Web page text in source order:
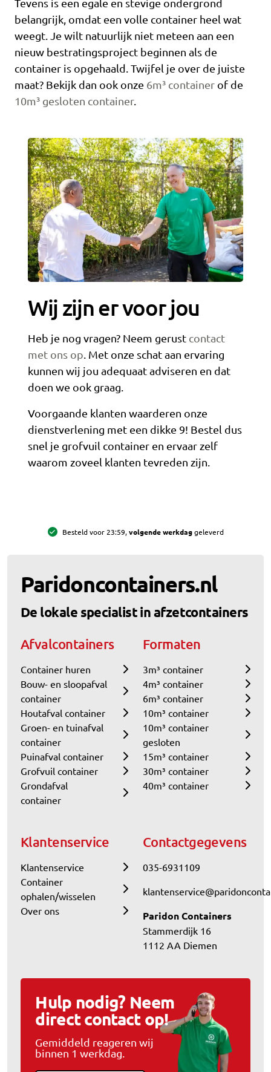
Tevens is een egale en stevige ondergrond
belangrijk, omdat een volle container heel wat
weegt. Je wilt natuurlijk niet meteen aan een
nieuw bestratingsproject beginnen als de
container is opgehaald. Twijfel je over de juiste
maat? Bekijk dan ook onze 6m³ container of de
10m³ gesloten container.
Wij zijn er voor jou
Heb je nog vragen? Neem gerust contact
met ons op . Met onze schat aan ervaring
kunnen wij jou adequaat adviseren en dat
doen we ook graag.
Voorgaande klanten waarderen onze
dienstverlening met een dikke 9! Bestel dus
snel je grofvuil container en ervaar zelf
waarom zoveel klanten tevreden zijn.
All-in prijzen,inclusief brengen, ophalen en 8 weken huur
Paridoncontainers.nl
De lokale specialist in afzetcontainers
Afvalcontainers
Container huren
Bouw- en sloopafval
container
Houtafval container
Groen- en tuinafval
container
Puinafval container
Grofvuil container
Grondafval
container
Formaten
3m³ container
4m³ container
6m³ container
10m³ container
10m³ container
gesloten
15m³ container
30m³ container
40m³ container
Klantenservice
Klantenservice
Container
ophalen/wisselen
Over ons
Contactgegevens
035-6931109
Paridon Containers
Stammerdijk 16
1112 AA Diemen
Hulp nodig? Neem
direct contact op!
Gemiddeld reageren wij
binnen 1 werkdag.